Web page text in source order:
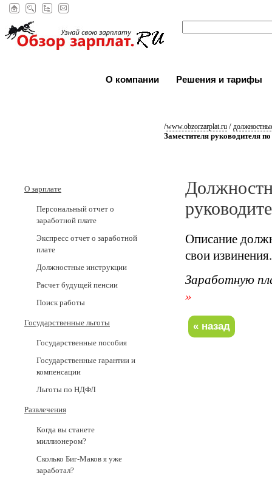
О компании Решения и тарифы
/www.obzorzarplat.ru /
Заместителя руководителя
О зарплате
Персональный отчет о
заработной плате
Экспресс отчет о заработной
плате
Должностные инструкции
Расчет будущей пенсии
Поиск работы
Государственные льготы
Государственные пособия
Государственные гарантии и
компенсации
Льготы по НДФЛ
Развлечения
Когда вы станете
миллионером?
Сколько Биг-Маков я уже
заработал?
Описание
свои извинения.
Заработную
»